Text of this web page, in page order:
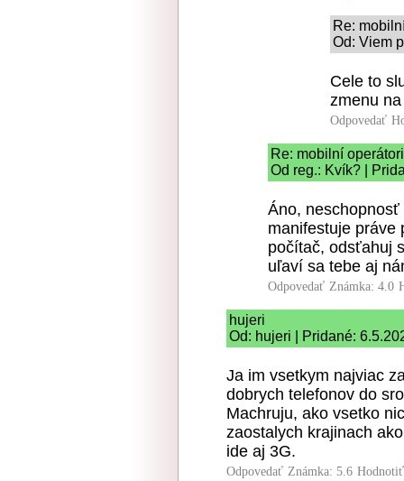
Re:
Od: Viem
Cele to
zmenu
Odpovedať
Re: mobilní
Od reg.: Kvík? |
Áno,
manifestuje práve
počítač, odsťahuj
uľaví sa tebe aj
Odpovedať Známka: 4.0
hujeri
Od: hujeri | Pridané:
Ja im vsetkym najviac
dobrych telefonov do
Machruju, ako vsetko
zaostalych krajinach
ide aj 3G.
Odpovedať Známka: 5.6